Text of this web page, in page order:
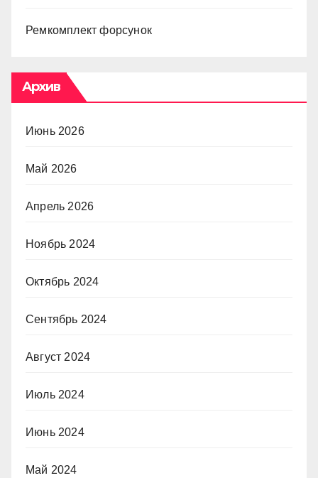
Ремкомплект форсунок
Архив
Июнь 2026
Май 2026
Апрель 2026
Ноябрь 2024
Октябрь 2024
Сентябрь 2024
Август 2024
Июль 2024
Июнь 2024
Май 2024